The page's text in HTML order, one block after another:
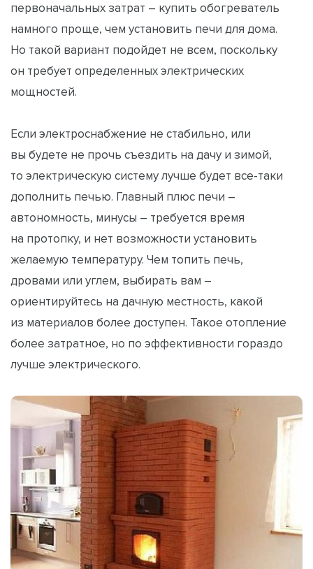
первоначальных затрат – купить обогреватель
намного проще, чем установить печи для дома.
Но такой вариант подойдет не всем, поскольку
он требует определенных электрических
мощностей.
Если электроснабжение не стабильно, или
вы будете не прочь съездить на дачу и зимой,
то электрическую систему лучше будет все-таки
дополнить печью. Главный плюс печи –
автономность, минусы – требуется время
на протопку, и нет возможности установить
желаемую температуру. Чем топить печь,
дровами или углем, выбирать вам –
ориентируйтесь на дачную местность, какой
из материалов более доступен. Такое отопление
более затратное, но по эффективности гораздо
лучше электрического.